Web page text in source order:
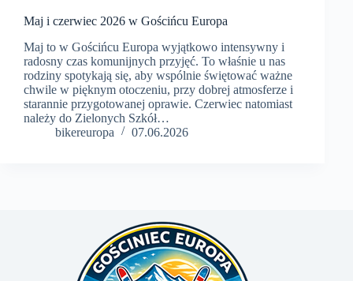
Maj i czerwiec 2026 w Gościńcu Europa
Maj to w Gościńcu Europa wyjątkowo intensywny i
radosny czas komunijnych przyjęć. To właśnie u nas
rodziny spotykają się, aby wspólnie świętować ważne
chwile w pięknym otoczeniu, przy dobrej atmosferze i
starannie przygotowanej oprawie. Czerwiec natomiast
należy do Zielonych Szkół…
bikereuropa
07.06.2026